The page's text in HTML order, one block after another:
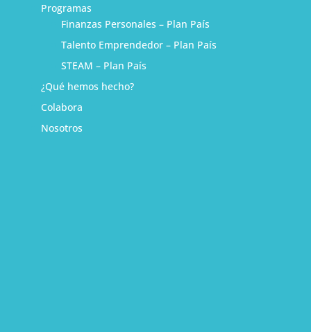
Programas
Finanzas Personales – Plan País
Talento Emprendedor – Plan País
STEAM – Plan País
¿Qué hemos hecho?
Colabora
Nosotros